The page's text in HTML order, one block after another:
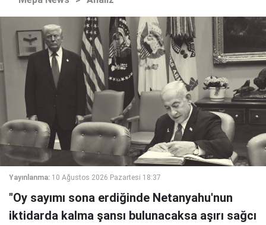
Yayınlanma: 10 Ağustos 2026 Pazartesi 18:37
"Oy sayımı sona erdiğinde Netanyahu'nun
iktidarda kalma şansı bulunacaksa aşırı sağcı